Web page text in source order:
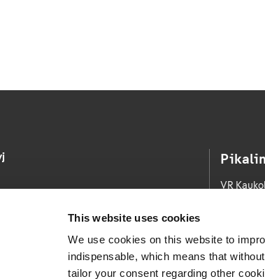
This website uses cookies
We use cookies on this website to
indispensable, which means that
tailor your consent regarding other
VR
VR